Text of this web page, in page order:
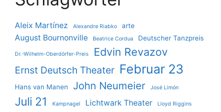
Aleix Martínez Alexandre Riabko arte
August Bournonville Beatrice Cordua Deutscher Tanzpreis
Dr.-Wilhelm-Oberdörfer-Preis Edvin Revazov
Ernst Deutsch Theater Februar 23
Hans van Manen John Neumeier José Limón
Juli 21 Kampnagel Lichtwark Theater Lloyd Riggins